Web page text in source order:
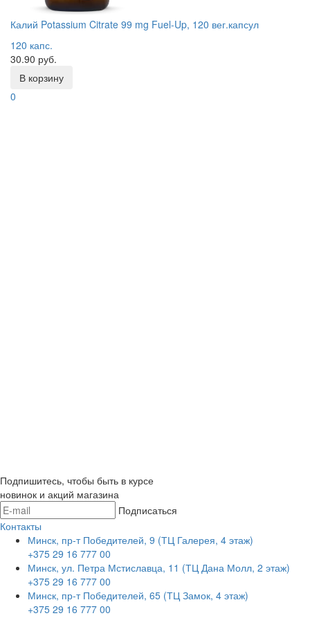
Калий Potassium Citrate 99 mg Fuel-Up, 120 вег.капсул
120 капс.
30.90 руб.
В корзину
0
Подпишитесь, чтобы быть в курсе
новинок и акций магазина
Подписаться
Контакты
Минск, пр-т Победителей, 9 (ТЦ Галерея, 4 этаж)
+375 29 16 777 00
Минск, ул. Петра Мстиславца, 11 (ТЦ Дана Молл, 2 этаж)
+375 29 16 777 00
Минск, пр-т Победителей, 65 (ТЦ Замок, 4 этаж)
+375 29 16 777 00